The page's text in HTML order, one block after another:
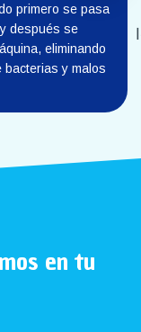
primero se pasa
después se
eliminando
y malos
en tu